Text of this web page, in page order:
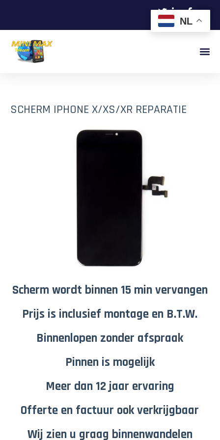
SCHERM IPHONE X/XS/XR REPARATIE
Scherm wordt binnen 15 min vervangen
Prijs is inclusief montage en B.T.W.
Binnenlopen zonder afspraak
Pinnen is mogelijk
Meer dan 12 jaar ervaring
Offerte en factuur ook verkrijgbaar
Wij zien u graag binnenwandelen
NL